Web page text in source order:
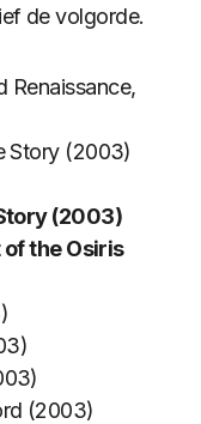
de volgorde.
Renaissance,
Story (2003)
(2003)
the Osiris
(2003)